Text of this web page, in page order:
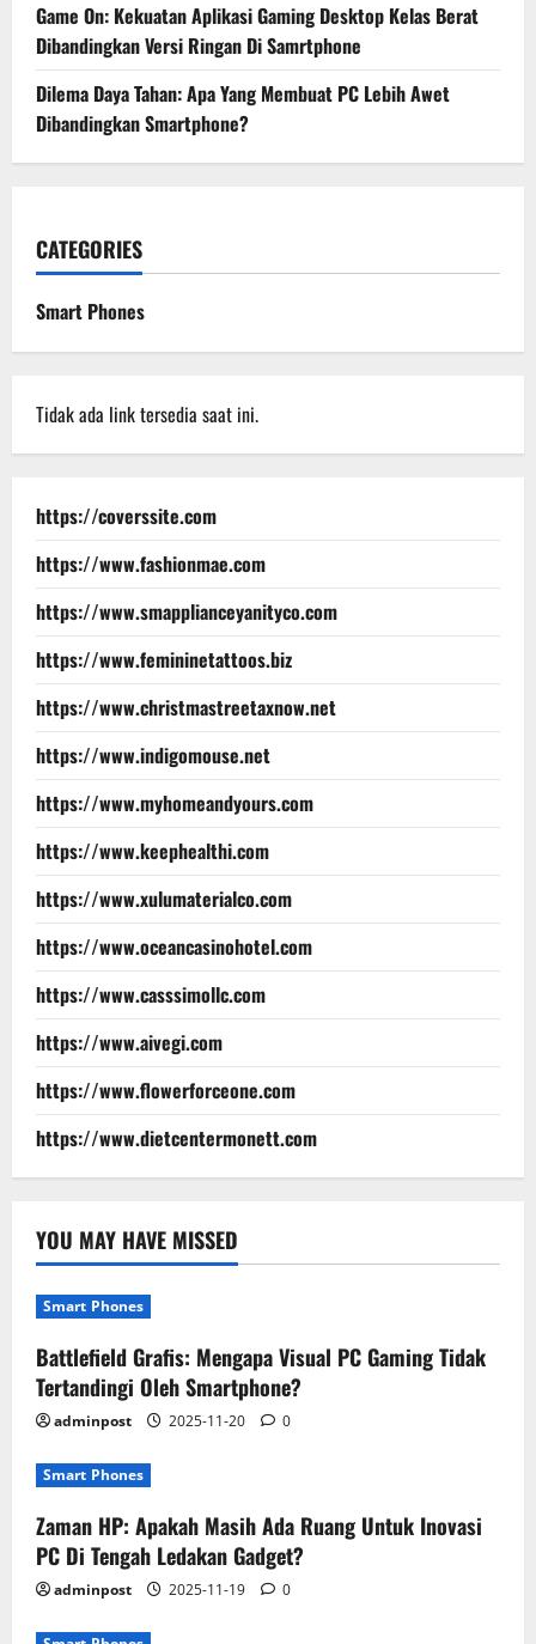
Game On: Kekuatan Aplikasi Gaming Desktop Kelas Berat
Dibandingkan Versi Ringan Di Samrtphone
Dilema Daya Tahan: Apa Yang Membuat PC Lebih Awet
Dibandingkan Smartphone?
CATEGORIES
Smart Phones
Tidak ada link tersedia saat ini.
https://coverssite.com
https://www.fashionmae.com
https://www.smapplianceyanityco.com
https://www.femininetattoos.biz
https://www.christmastreetaxnow.net
https://www.indigomouse.net
https://www.myhomeandyours.com
https://www.keephealthi.com
https://www.xulumaterialco.com
https://www.oceancasinohotel.com
https://www.casssimollc.com
https://www.aivegi.com
https://www.flowerforceone.com
https://www.dietcentermonett.com
YOU MAY HAVE MISSED
Smart Phones
Battlefield Grafis: Mengapa Visual PC Gaming Tidak
Tertandingi Oleh Smartphone?
adminpost 2025-11-20 0
Smart Phones
Zaman HP: Apakah Masih Ada Ruang Untuk Inovasi
PC Di Tengah Ledakan Gadget?
adminpost 2025-11-19 0